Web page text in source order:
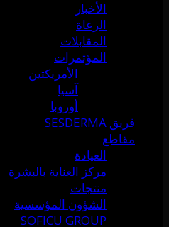
الأخبار
الرعاة
المقابلات
المؤتمرات
الأمريكتين
آسيا
أوروبا
فريق SESDERMA
مقاطع
العيادة
مركز العناية بالبشرة
منتجات
الشؤون المؤسسية
SOFICU GROUP